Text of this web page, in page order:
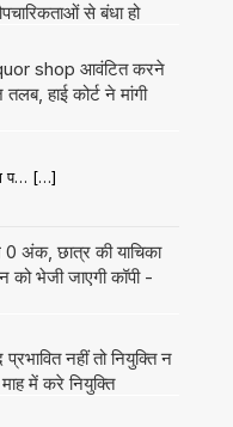
से बंधा हो
shop आवंटित करने
हाई कोर्ट ने मांगी
प… […]
अंक, छात्र की याचिका
भेजी जाएगी कॉपी -
नहीं तो नियुक्ति न
में करे नियुक्ति